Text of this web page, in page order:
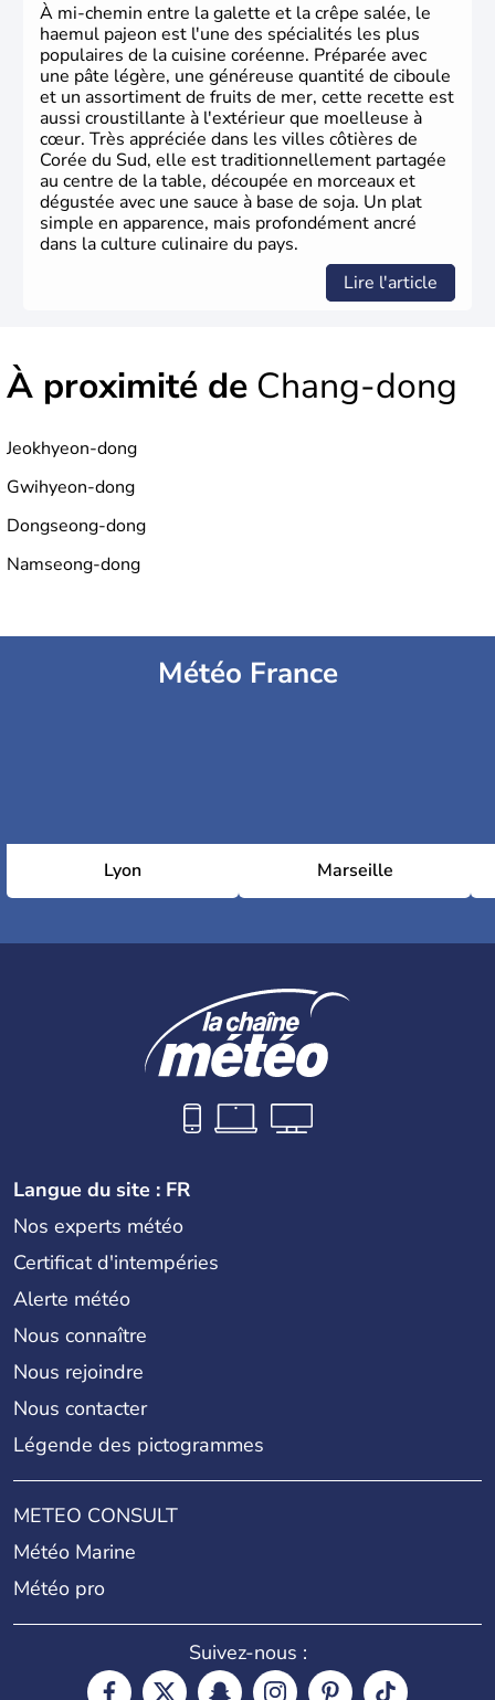
À mi-chemin entre la galette et la crêpe salée, le
haemul pajeon est l'une des spécialités les plus
populaires de la cuisine coréenne. Préparée avec
une pâte légère, une généreuse quantité de ciboule
et un assortiment de fruits de mer, cette recette est
aussi croustillante à l'extérieur que moelleuse à
cœur. Très appréciée dans les villes côtières de
Corée du Sud, elle est traditionnellement partagée
au centre de la table, découpée en morceaux et
dégustée avec une sauce à base de soja. Un plat
simple en apparence, mais profondément ancré
dans la culture culinaire du pays.
Lire l'article
À proximité de Chang-dong
Jeokhyeon-dong
Gwihyeon-dong
Dongseong-dong
Namseong-dong
Météo France
Lyon Marseille
Langue du site : FR
Nos experts météo
Certificat d'intempéries
Alerte météo
Nous connaître
Nous rejoindre
Nous contacter
Légende des pictogrammes
METEO CONSULT
Météo Marine
Météo pro
Suivez-nous :